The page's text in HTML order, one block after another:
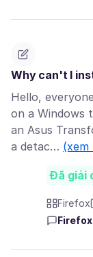
Why can't I
Hello,
on a Windows
an Asus
a detac… (xem
Đã giải
Firefox